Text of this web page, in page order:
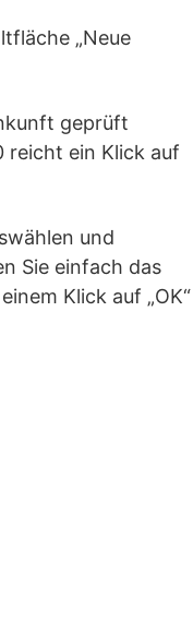
„Neue
geprüft
reicht ein Klick auf
und
Sie einfach das
Klick auf „OK“